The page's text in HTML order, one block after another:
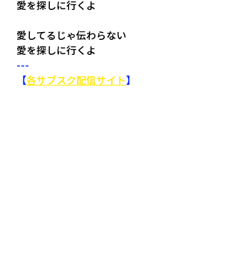
愛を探しに行くよ
愛してるじゃ伝わらない
愛を探しに行くよ
---
【各サブスク配信サイト 】